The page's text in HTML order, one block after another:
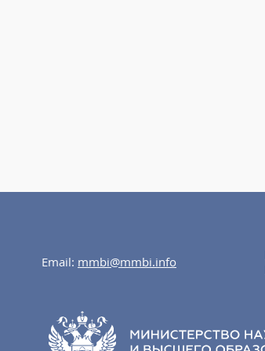
Email: mmbi@mmbi.info